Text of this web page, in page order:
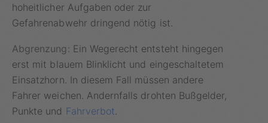
hoheitlicher Aufgaben oder zur
Gefahrenabwehr dringend nötig ist.
Abgrenzung: Ein Wegerecht entsteht hingegen
erst mit blauem Blinklicht und eingeschaltetem
Einsatzhorn. In diesem Fall müssen andere
Fahrer weichen. Andernfalls drohten Bußgelder,
Punkte und Fahrverbot